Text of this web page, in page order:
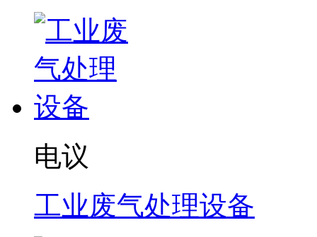
电议
工业废气处理设备